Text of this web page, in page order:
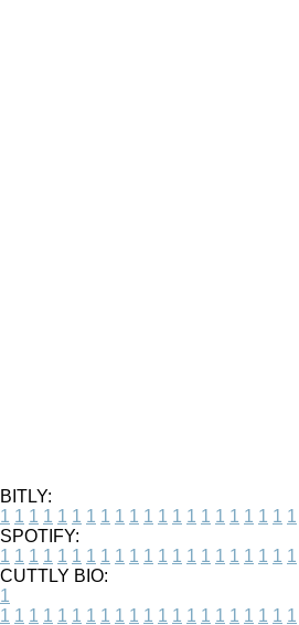
BITLY:
1 1 1 1 1 1 1 1 1 1 1 1 1 1 1 1 1 1 1 1 1
SPOTIFY:
1 1 1 1 1 1 1 1 1 1 1 1 1 1 1 1 1 1 1 1 1
CUTTLY BIO:
1
1 1 1 1 1 1 1 1 1 1 1 1 1 1 1 1 1 1 1 1 1